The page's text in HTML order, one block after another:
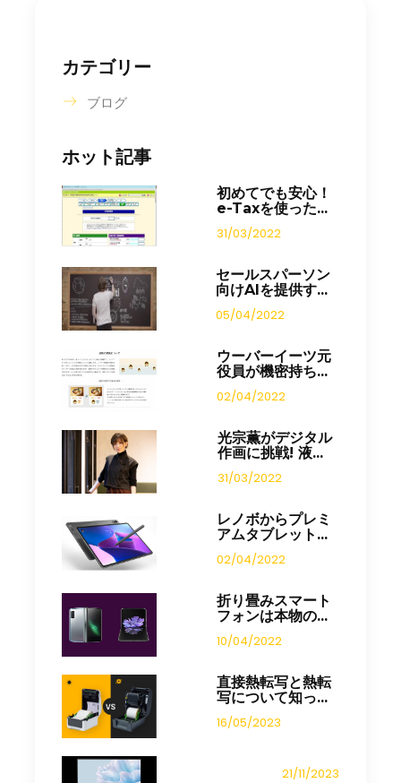
カテゴリー
ブログ
ホット記事
初めてでも安心！
e-Taxを使った...
31/03/2022
セールスパーソン
向けAIを提供す...
05/04/2022
ウーバーイーツ元
役員が機密持ち...
02/04/2022
光宗薫がデジタル
作画に挑戦! 液...
31/03/2022
レノボからプレミ
アムタブレット...
02/04/2022
折り畳みスマート
フォンは本物の...
10/04/2022
直接熱転写と熱転
写について知っ...
16/05/2023
21/11/2023